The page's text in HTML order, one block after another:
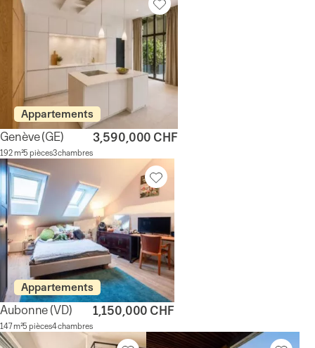
Appartements
Genève(GE)
192 m²5 pièces3 chambres
3,590,000 CHF
Appartements
Aubonne(VD)
147 m²5 pièces4 chambres
1,150,000 CHF